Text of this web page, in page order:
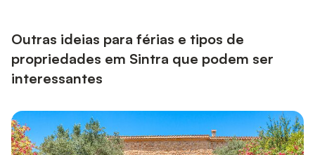
Outras ideias para férias e tipos de
propriedades em Sintra que podem ser
interessantes